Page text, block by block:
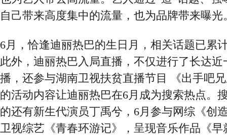
自己带来高度集中的流量，也为品牌带来曝光
6月，恰逢迪丽热巴的生日月，相关话题已累
此外，迪丽热巴入局直播，不仅进行了长达
播，还参与湖南卫视扶贫直播节目 《出手吧
的活动内容让迪丽热巴在6月成为搜索热点。
的还有新生代演员丁禹兮，6月参与网综《创
卫视综艺《青春环游记》，呈现音乐作品《早